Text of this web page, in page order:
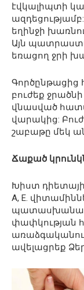
էվկալիպտի
եղինջի
Այն
եռացող ջրի
Գործընթացից
բուժեք
վնասված
վարակից:
շաբաթը մեկ
Ճաքած
Խիստ
A, E.
փափկության
ավելացրեք